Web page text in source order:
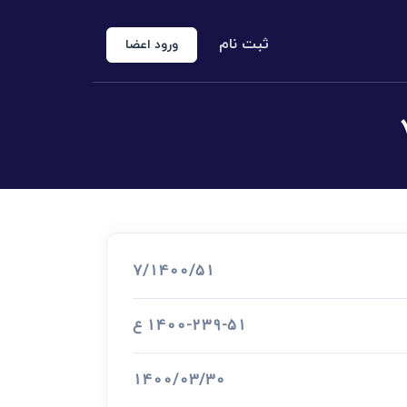
الخروجی
ثبت نام ورود اعضا
7/1400/51
1400-239-51 ع
1400/03/30